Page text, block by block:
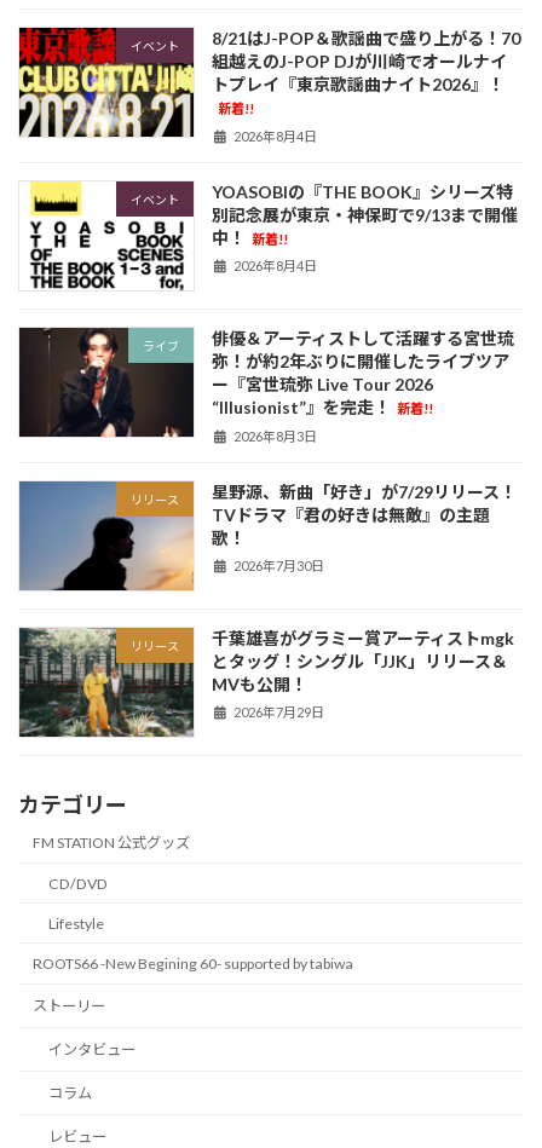
イベント
8/21はJ-POP＆歌謡曲で盛り上がる！70
組越えのJ-POP DJが川崎でオールナイ
トプレイ『東京歌謡曲ナイト2026』！
新着!!
2026年8月4日
イベント
YOASOBIの『THE BOOK』シリーズ特
別記念展が東京・神保町で9/13まで開催
中！
新着!!
2026年8月4日
ライブ
俳優＆アーティストして活躍する宮世琉
弥！が約2年ぶりに開催したライブツア
ー『宮世琉弥 Live Tour 2026
“Illusionist”』を完走！
新着!!
2026年8月3日
リリース
星野源、新曲「好き」が7/29リリース！
TVドラマ『君の好きは無敵』の主題
歌！
2026年7月30日
リリース
千葉雄喜がグラミー賞アーティストmgk
とタッグ！シングル「JJK」リリース＆
MVも公開！
2026年7月29日
カテゴリー
FM STATION 公式グッズ
CD/DVD
Lifestyle
ROOTS66 -New Begining 60- supported by tabiwa
ストーリー
インタビュー
コラム
レビュー